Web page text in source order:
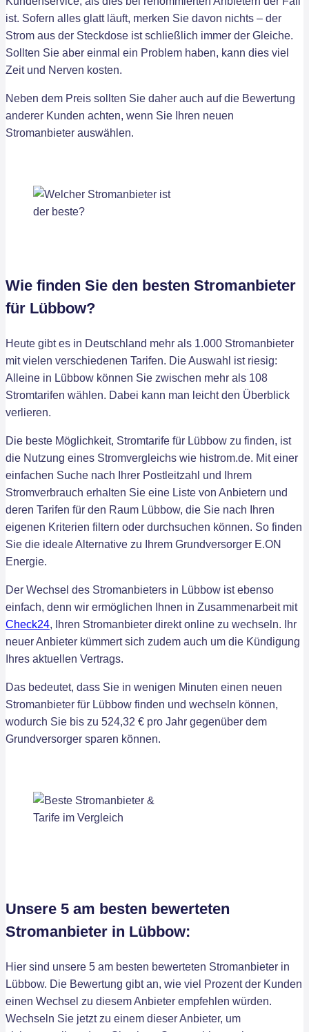
ist. Sofern alles glatt läuft, merken Sie davon nichts – der
Strom aus der Steckdose ist schließlich immer der Gleiche.
Sollten Sie aber einmal ein Problem haben, kann dies viel
Zeit und Nerven kosten.
Neben dem Preis sollten Sie daher auch auf die Bewertung
anderer Kunden achten, wenn Sie Ihren neuen
Stromanbieter auswählen.
Wie finden Sie den besten Stromanbieter
für Lübbow?
Heute gibt es in Deutschland mehr als 1.000 Stromanbieter
mit vielen verschiedenen Tarifen. Die Auswahl ist riesig:
Alleine in Lübbow können Sie zwischen mehr als 108
Stromtarifen wählen. Dabei kann man leicht den Überblick
verlieren.
Die beste Möglichkeit, Stromtarife für Lübbow zu finden, ist
die Nutzung eines Stromvergleichs wie histrom.de. Mit einer
einfachen Suche nach Ihrer Postleitzahl und Ihrem
Stromverbrauch erhalten Sie eine Liste von Anbietern und
deren Tarifen für den Raum Lübbow, die Sie nach Ihren
eigenen Kriterien filtern oder durchsuchen können. So finden
Sie die ideale Alternative zu Ihrem Grundversorger E.ON
Energie.
Der Wechsel des Stromanbieters in Lübbow ist ebenso
einfach, denn wir ermöglichen Ihnen in Zusammenarbeit mit
Check24, Ihren Stromanbieter direkt online zu wechseln. Ihr
neuer Anbieter kümmert sich zudem auch um die Kündigung
Ihres aktuellen Vertrags.
Das bedeutet, dass Sie in wenigen Minuten einen neuen
Stromanbieter für Lübbow finden und wechseln können,
wodurch Sie bis zu 524,32 € pro Jahr gegenüber dem
Grundversorger sparen können.
Unsere 5 am besten bewerteten
Stromanbieter in Lübbow:
Hier sind unsere 5 am besten bewerteten Stromanbieter in
Lübbow. Die Bewertung gibt an, wie viel Prozent der Kunden
einen Wechsel zu diesem Anbieter empfehlen würden.
Wechseln Sie jetzt zu einem dieser Anbieter, um